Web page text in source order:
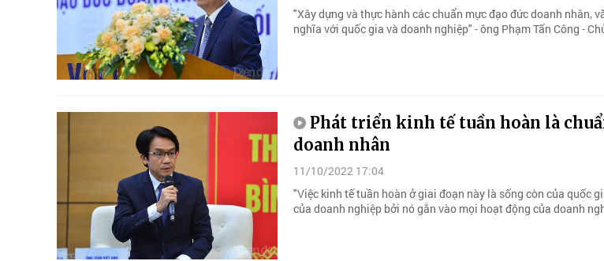
"Xây dựng và thực hành các chuẩn mực đạo đức doanh nhân,
nghĩa với quốc gia và doanh nghiệp" - ông Phạm Tấn Công -
Phát triển kinh tế tuần hoàn là
doanh nhân
11/10/2022 17:04
"Việc kinh tế tuần hoàn ở giai đoạn này là sống còn của quốc
của doanh nghiệp bởi nó gắn vào mọi hoạt động của doanh